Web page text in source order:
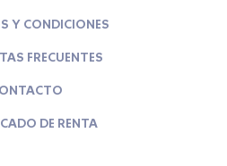
Y CONDICIONES
FRECUENTES
DE RENTA